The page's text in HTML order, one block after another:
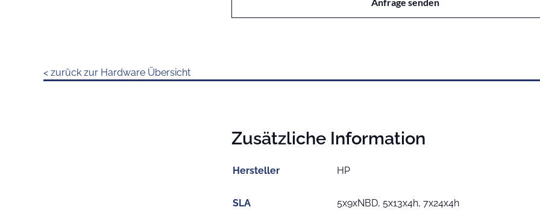
< zurück zur Hardware Übersicht
Zusätzliche Information
Hersteller HP
SLA 5x9xNBD, 5x13x4h, 7x24x4h